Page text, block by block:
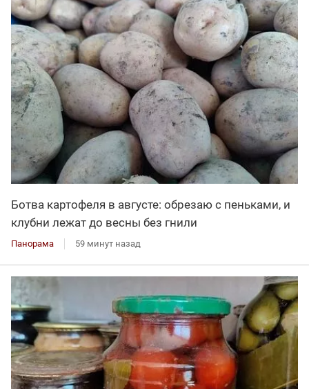
Ботва картофеля в августе: обрезаю с пеньками, и
клубни лежат до весны без гнили
Панорама 59 минут назад